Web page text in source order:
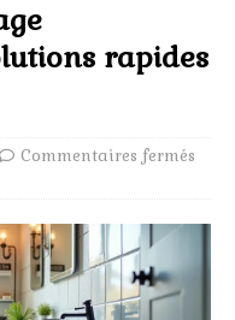
rapides
Commentaires fermés